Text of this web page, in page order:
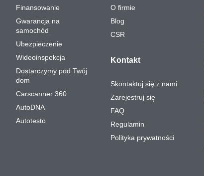
Finansowanie
Gwarancja na
samochód
Ubezpieczenie
Wideoinspekcja
Dostarczymy pod Twój
dom
Carscanner 360
AutoDNA
Autotesto
O firmie
Blog
CSR
Kontakt
Skontaktuj się z nami
Zarejestruj się
FAQ
Regulamin
Polityka prywatności